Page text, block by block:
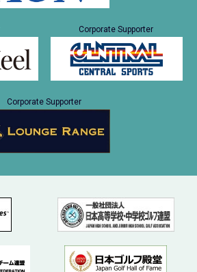
Corporate Supporter
Corporate Supporter